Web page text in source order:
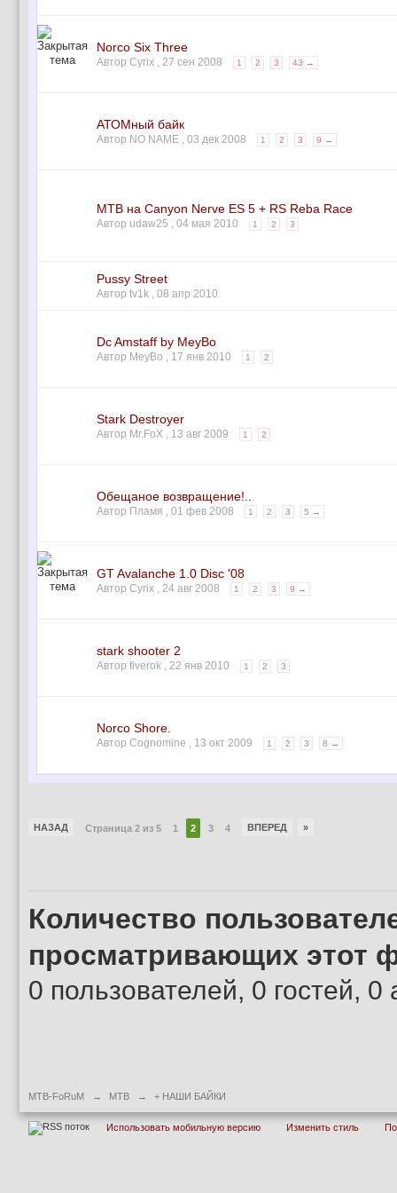
Norco Six Three
Автор Cyrix , 27 сен 2008 1 2 3 43 →
АТОМный байк
Автор NO NAME , 03 дек 2008 1 2 3 9 →
MTB на Canyon Nerve ES 5 + RS Reba Race
Автор udaw25 , 04 мая 2010 1 2 3
Pussy Street
Автор tv1k , 08 апр 2010
Dc Amstaff by MeyBo
Автор MeyBo , 17 янв 2010 1 2
Stark Destroyer
Автор Mr.FoX , 13 авг 2009 1 2
Обещаное возвращение!..
Автор Пламя , 01 фев 2008 1 2 3 5 →
GT Avalanche 1.0 Disc '08
Автор Cyrix , 24 авг 2008 1 2 3 9 →
stark shooter 2
Автор fiverok , 22 янв 2010 1 2 3
Norco Shore.
Автор Cognomine , 13 окт 2009 1 2 3 8 →
НАЗАД Страница 2 из 5 1 2 3 4 ВПЕРЕД »
Количество
просматривающих этот
0 пользователей, 0 гостей,
MTB-FoRuM → MTB → + НАШИ БАЙКИ
Использовать мобильную версию Изменить стиль